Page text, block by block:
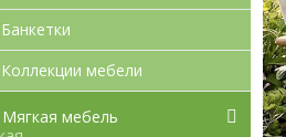
Банкетки
Коллекции мебели
Мягкая мебель